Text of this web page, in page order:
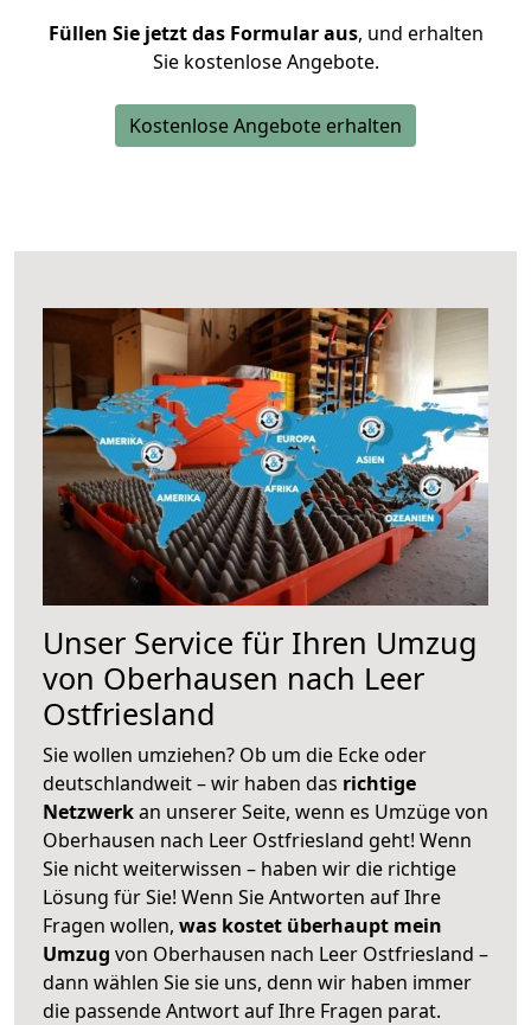
Füllen Sie jetzt das Formular aus, und erhalten
Sie kostenlose Angebote.
Kostenlose Angebote erhalten
Unser Service für Ihren Umzug
von Oberhausen nach Leer
Ostfriesland
Sie wollen umziehen? Ob um die Ecke oder
deutschlandweit – wir haben das richtige
Netzwerkan unserer Seite, wenn es Umzüge von
Oberhausen nach Leer Ostfriesland geht! Wenn
Sie nicht weiterwissen – haben wir die richtige
Lösung für Sie! Wenn Sie Antworten auf Ihre
Fragen wollen, was kostet überhaupt mein
Umzug von Oberhausen nach Leer Ostfriesland –
dann wählen Sie sie uns, denn wir haben immer
die passende Antwort auf Ihre Fragen parat.